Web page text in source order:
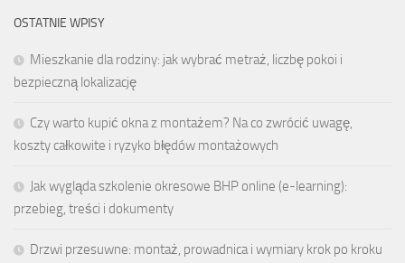
OSTATNIE WPISY
Mieszkanie dla rodziny: jak wybrać metraż, liczbę pokoi i
bezpieczną lokalizację
Czy warto kupić okna z montażem? Na co zwrócić uwagę,
koszty całkowite i ryzyko błędów montażowych
Jak wygląda szkolenie okresowe BHP online (e-learning):
przebieg, treści i dokumenty
Drzwi przesuwne: montaż, prowadnica i wymiary krok po kroku